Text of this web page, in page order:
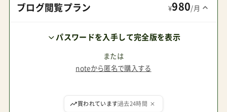
ブログ閲覧プラン ¥980/月
パスワードを入手して完全版を表示
または
noteから匿名で購入する
ここから先は購読者限定エリアです